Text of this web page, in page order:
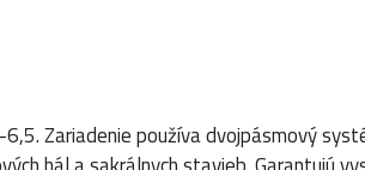
Zariadenie používa dvojpásmový